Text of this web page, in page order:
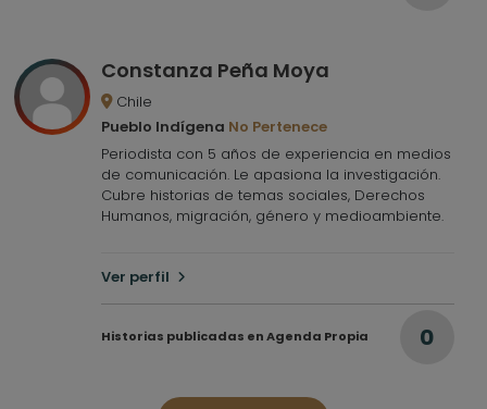
Constanza Peña Moya
Chile
Pueblo Indígena No Pertenece
Periodista con 5 años de experiencia en medios
de comunicación. Le apasiona la investigación.
Cubre historias de temas sociales, Derechos
Humanos, migración, género y medioambiente.
Ver perfil
Historias publicadas en Agenda Propia 0